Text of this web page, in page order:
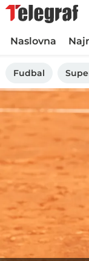
Naslovna
Fudbal